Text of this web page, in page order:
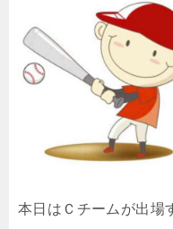
本日はＣチームが出場